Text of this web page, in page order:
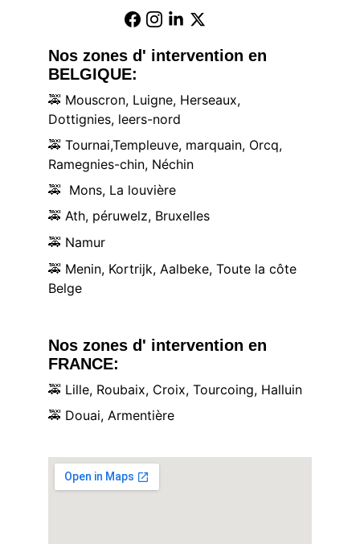
Nos zones d' intervention en
BELGIQUE:
🚕 Mouscron, Luigne, Herseaux,
Dottignies, leers-nord
🚕 Tournai,Templeuve, marquain, Orcq,
Ramegnies-chin, Néchin
🚕
  Mons, La louvière
🚕 Ath, péruwelz, Bruxelles
🚕 Namur
🚕 Menin, Kortrijk, Aalbeke, Toute la côte
Belge
Nos zones d' intervention en
FRANCE:
🚕 Lille, Roubaix, Croix, Tourcoing, Halluin
🚕 Douai, Armentière